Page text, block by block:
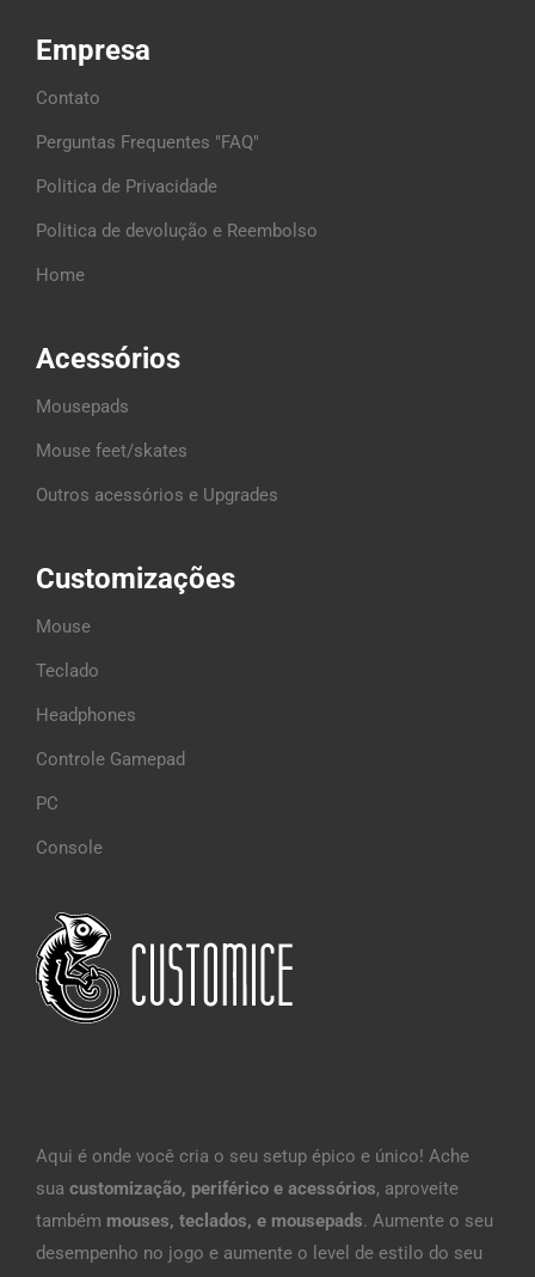
Aqui é onde você cria o seu setup épico e único! Ache
sua customização, periférico e acessórios, aproveite
também mouses, teclados, e mousepads. Aumente o seu
desempenho no jogo e aumente o level de estilo do seu
Customizações
Mouse
Teclado
Headphones
Controle Gamepad
PC
Console
Acessórios
Mousepads
Mouse feet/skates
Outros acessórios e Upgrades
Empresa
Contato
Perguntas Frequentes "FAQ"
Politica de Privacidade
Politica de devolução e Reembolso
Home